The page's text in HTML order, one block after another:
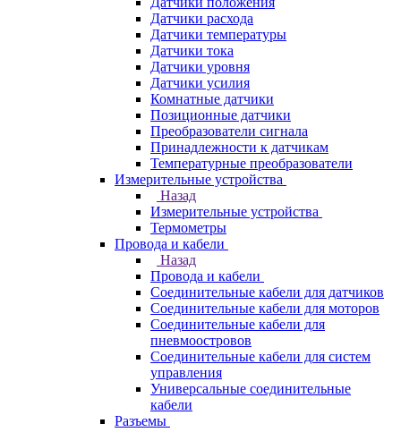
Датчики расхода
Датчики температуры
Датчики тока
Датчики уровня
Датчики усилия
Комнатные датчики
Позиционные датчики
Преобразователи сигнала
Принадлежности к датчикам
Температурные преобразователи
Измерительные устройства
Назад
Измерительные устройства
Термометры
Провода и кабели
Назад
Провода и кабели
Соединительные кабели для датчиков
Соединительные кабели для моторов
Соединительные кабели для
пневмоостровов
Соединительные кабели для систем
управления
Универсальные соединительные
кабели
Разъемы